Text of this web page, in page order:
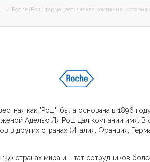
/ Roche (Рош) фармацевтическая компания,
как "Рош", была основана в 1896
Аделью Ля Рош дал компании имя. В
в других странах (Италия, Франция,
странах мира и штат сотрудников